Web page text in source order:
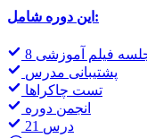
این دوره شامل:
جلسه فیلم آموزشی
پشتیبانی مدرس
تست چاکراها
انجمن دوره
21 درس